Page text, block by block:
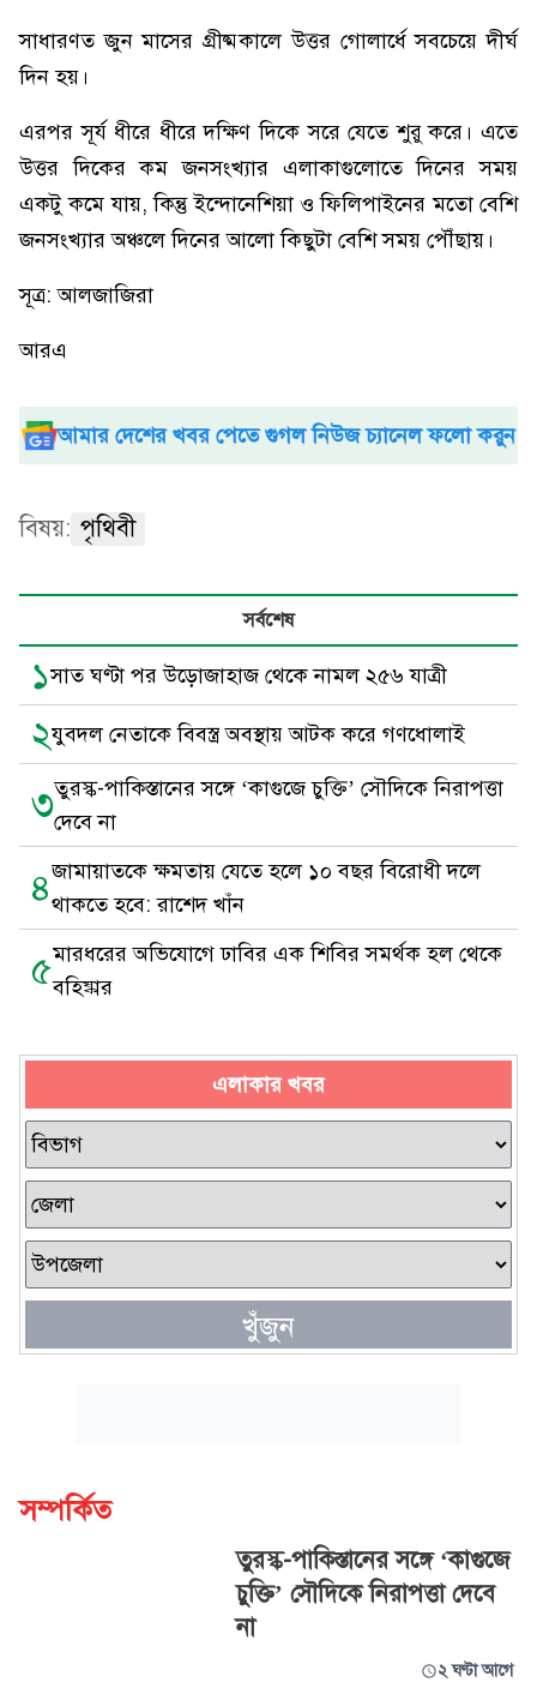
সাধারণত জুন মাসের গ্রীষ্মকালে উত্তর গোলার্ধে সবচেয়ে দীর্ঘ
দিন হয়।
এরপর সূর্য ধীরে ধীরে দক্ষিণ দিকে সরে যেতে শুরু করে। এতে
উত্তর দিকের কম জনসংখ্যার এলাকাগুলোতে দিনের সময়
একটু কমে যায়, কিন্তু ইন্দোনেশিয়া ও ফিলিপাইনের মতো বেশি
জনসংখ্যার অঞ্চলে দিনের আলো কিছুটা বেশি সময় পৌঁছায়।
সূত্র: আলজাজিরা
আরএ
আমার দেশের খবর পেতে গুগল নিউজ চ্যানেল ফলো করুন
বিষয়: পৃথিবী
সর্বশেষ
১সাত ঘণ্টা পর উড়োজাহাজ থেকে নামল ২৫৬ যাত্রী
২যুবদল নেতাকে বিবস্ত্র অবস্থায় আটক করে গণধোলাই
৩তুরস্ক-পাকিস্তানের সঙ্গে ‘কাগুজে চুক্তি’ সৌদিকে নিরাপত্তা
দেবে না
৪জামায়াতকে ক্ষমতায় যেতে হলে ১০ বছর বিরোধী দলে
থাকতে হবে: রাশেদ খাঁন
৫মারধরের অভিযোগে ঢাবির এক শিবির সমর্থক হল থেকে
বহিষ্কার
এলাকার খবর
খুঁজুন
সম্পর্কিত
তুরস্ক-পাকিস্তানের সঙ্গে ‘কাগুজে
চুক্তি’ সৌদিকে নিরাপত্তা দেবে
না
২ ঘণ্টা আগে